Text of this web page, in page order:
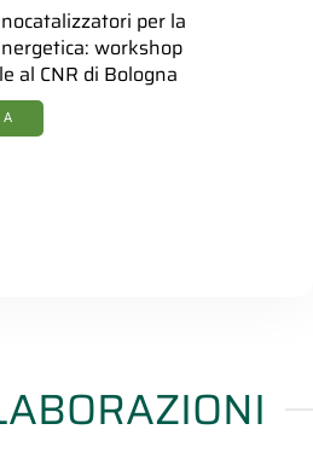
per la
workshop
al CNR di Bologna